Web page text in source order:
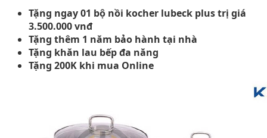
Tặng ngay 01 bộ nồi kocher lubeck plus trị giá
3.500.000 vnđ
Tặng thêm 1 năm bảo hành tại nhà
Tặng khăn lau bếp đa năng
Tặng 200K khi mua Online